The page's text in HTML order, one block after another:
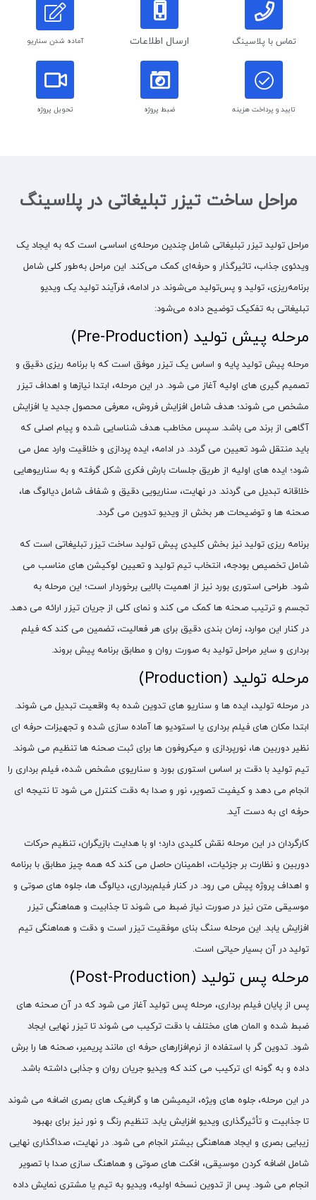
تماس با پلاسینگ ارسال اطلاعات آماده شدن سناریو
تایید و پرداخت هزینه ضبط پروژه تحویل پروژه
مراحل ساخت تیزر تبلیغاتی در پلاسینگ
مراحل تولید تیزر تبلیغاتی شامل چندین مرحله‌ی اساسی است که به ایجاد یک
ویدئوی جذاب، تاثیرگذار و حرفه‌ای کمک می‌کند. این مراحل به‌طور کلی شامل
برنامه‌ریزی، تولید و پس‌تولید می‌شوند. در ادامه، فرآیند تولید یک ویدیو
تبلیغاتی به تفکیک توضیح داده می‌شود:
مرحله پیش‌ تولید (Pre-Production)
مرحله پیش‌ تولید پایه و اساس یک تیزر موفق است که با برنامه ریزی دقیق و
تصمیم گیری‌ های اولیه آغاز می شود. در این مرحله، ابتدا نیازها و اهداف تیزر
مشخص می شوند؛ هدف شامل افزایش فروش، معرفی محصول جدید یا افزایش
آگاهی از برند می باشد. سپس مخاطب هدف شناسایی شده و پیام اصلی که
باید منتقل شود تعیین می گردد. در ادامه، ایده پردازی و خلاقیت وارد عمل می
شود؛ ایده‌ های اولیه از طریق جلسات بارش فکری شکل گرفته و به سناریوهایی
خلاقانه تبدیل می گردند. در نهایت، سناریویی دقیق و شفاف شامل دیالوگ‌ ها،
صحنه‌ ها و توضیحات هر بخش از ویدیو تدوین می‌ گردد.
برنامه‌ ریزی تولید نیز بخش کلیدی پیش تولید ساخت تیزر تبلیغاتی است که
شامل تخصیص بودجه، انتخاب تیم تولید و تعیین لوکیشن‌ های مناسب می‌
شود. طراحی استوری‌ بورد نیز از اهمیت بالایی برخوردار است؛ این مرحله به
تجسم و ترتیب صحنه‌ ها کمک می کند و نمای کلی از جریان تیزر ارائه می دهد.
در کنار این موارد، زمان‌ بندی دقیق برای هر فعالیت، تضمین می کند که فیلم‌
برداری و سایر مراحل تولید به صورت روان و مطابق برنامه پیش بروند.
مرحله تولید (Production)
در مرحله تولید، ایده‌ ها و سناریو های تدوین‌ شده به واقعیت تبدیل می شوند.
ابتدا مکان‌ های فیلم‌ برداری یا استودیو ها آماده‌ سازی شده و تجهیزات حرفه‌ ای
نظیر دوربین‌ ها، نورپردازی و میکروفون‌ ها برای ثبت صحنه‌ ها تنظیم می‌ شوند.
تیم تولید با دقت بر اساس استوری‌ بورد و سناریوی مشخص‌ شده، فیلم‌ برداری را
انجام می‌ دهد و کیفیت تصویر، نور و صدا به‌ دقت کنترل می‌ شود تا نتیجه‌ ای
حرفه‌ ای به دست آید.
کارگردان در این مرحله نقش کلیدی دارد؛ او با هدایت بازیگران، تنظیم حرکات
دوربین و نظارت بر جزئیات، اطمینان حاصل می‌ کند که همه چیز مطابق با برنامه
و اهداف پروژه پیش می‌ رود. در کنار فیلم‌برداری، دیالوگ‌ ها، جلوه‌ های صوتی و
موسیقی متن نیز در صورت نیاز ضبط می‌ شوند تا جذابیت و هماهنگی تیزر
افزایش یابد. این مرحله سنگ بنای موفقیت تیزر است و دقت و هماهنگی تیم
تولید در آن بسیار حیاتی است.
مرحله پس‌ تولید (Post-Production)
پس از پایان فیلم‌ برداری، مرحله پس‌ تولید آغاز می‌ شود که در آن صحنه‌ های
ضبط‌ شده و المان های مختلف با دقت ترکیب می‌ شوند تا تیزر نهایی ایجاد
شود. تدوین‌ گر با استفاده از نرم‌افزارهای حرفه‌ ای مانند پریمیر، صحنه‌ ها را برش
داده و به گونه‌ ای ترکیب می‌ کند که ویدیو جریان روان و جذابی داشته باشد.
در این مرحله، جلوه‌ های ویژه، انیمیشن‌ ها و گرافیک های بصری اضافه می‌ شوند
تا جذابیت و تأثیرگذاری ویدیو افزایش یابد. تنظیم رنگ و نور نیز برای بهبود
زیبایی بصری و ایجاد هماهنگی بیشتر انجام می شود. در نهایت، صداگذاری نهایی
شامل اضافه کردن موسیقی، افکت‌ های صوتی و هماهنگ‌ سازی صدا با تصویر
انجام می شود. پس از تدوین نسخه اولیه، ویدیو به تیم یا مشتری نمایش داده